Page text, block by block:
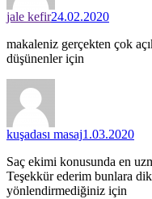
jale kefir24.02.2020
makaleniz gerçekten çok
düşünenler için
kuşadası masaj1.03.2020
Saç ekimi konusunda en
Teşekkür ederim bunlara
yönlendirmediğiniz için